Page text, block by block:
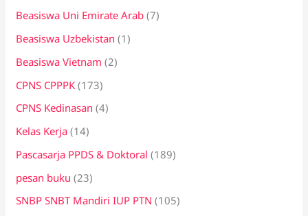
Beasiswa Uni Emirate Arab (7)
Beasiswa Uzbekistan (1)
Beasiswa Vietnam (2)
CPNS CPPPK (173)
CPNS Kedinasan (4)
Kelas Kerja (14)
Pascasarja PPDS & Doktoral (189)
pesan buku (23)
SNBP SNBT Mandiri IUP PTN (105)